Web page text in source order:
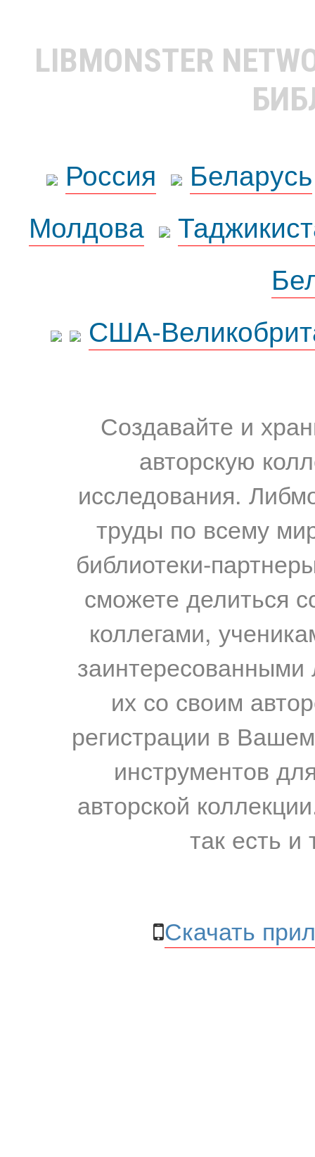
LIBMONSTER
Россия
Беларусь
Молдова
США-
Создавайте и
авторскую
исследования.
труды по всему
библиотеки-
сможете делиться
коллегами,
их со своим
регистрации в
инструментов
авторской
так есть и
Скачать